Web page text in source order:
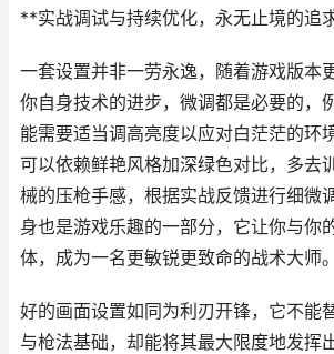
**实战调试与持续优化，永无止境的追
一套设置并非一劳永逸，随着游戏版本
你自身技术的进步，微调都是必要的，
能需要适当调高亮度以应对白茫茫的环
可以依赖鲜艳风格加深绿色对比，多去
械的压枪手感，根据实战反馈进行细微
身也是游戏乐趣的一部分，它让你与你
体，成为一名更敏锐更致命的战术大师。
好的画面设置如同为利刃开锋，它不能
与枪法基础，却能将其最大限度地发挥